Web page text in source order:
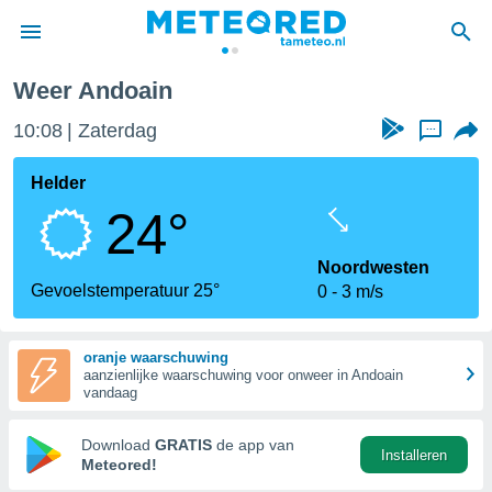
door
verstrekte
hoge
hebt de
voor
op basis
Weer Andoain
10:08 Zaterdag ...
Helder
24°
Gevoelstemperatuur 25°
Noordwesten
0
3 m/s
oranje waarschuwing
aanzienlijke waarschuwing voor onweer in Andoain
vandaag
Download GRATIS de app van
Meteored!
Installeren